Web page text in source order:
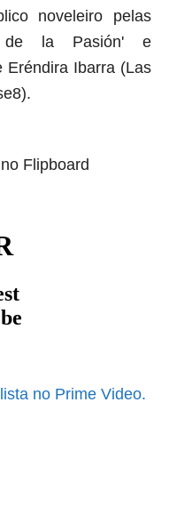
noveleiro pelas
de la Pasión' e
Eréndira Ibarra (Las
Flipboard
no Prime Video.